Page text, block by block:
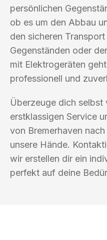
persönlichen
ob es um den Abbau
den sicheren
Gegenständen oder
mit Elektrogeräten
professionell und
Überzeuge dich selbst
erstklassigen Service
von Bremerhaven
unsere Hände.
wir erstellen dir ein
perfekt auf deine